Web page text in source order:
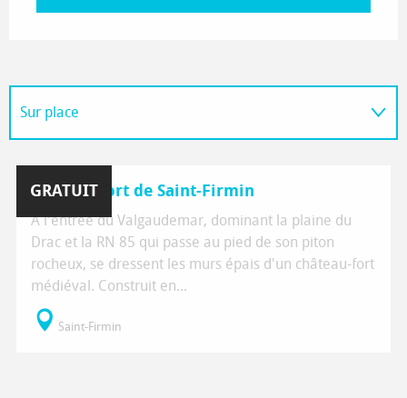
Sur place
À proximité
GRATUIT
Château fort de Saint-Firmin
À l'entrée du Valgaudemar, dominant la plaine du
Drac et la RN 85 qui passe au pied de son piton
rocheux, se dressent les murs épais d'un château-fort
médiéval. Construit en...
Saint-Firmin